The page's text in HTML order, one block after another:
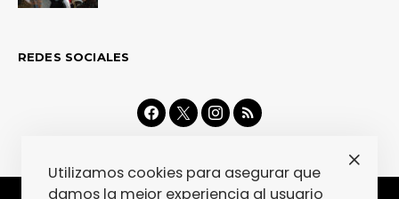
REDES SOCIALES
Utilizamos cookies para asegurar que
damos la mejor experiencia al usuario